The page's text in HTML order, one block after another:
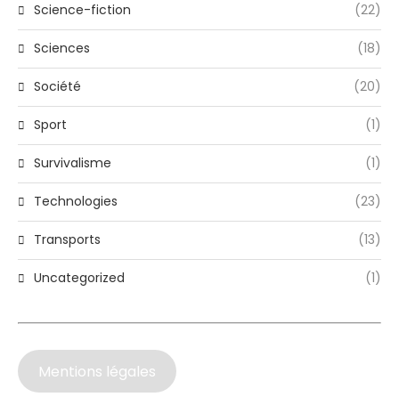
Science-fiction (22)
Sciences (18)
Société (20)
Sport (1)
Survivalisme (1)
Technologies (23)
Transports (13)
Uncategorized (1)
Mentions légales